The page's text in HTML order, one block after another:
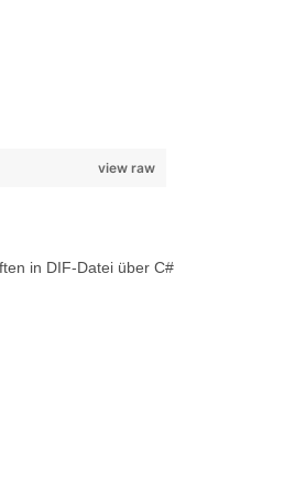
view raw
in DIF-Datei über C#